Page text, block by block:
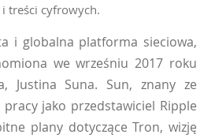
treści cyfrowych.
i globalna platforma sieciowa,
we wrześniu 2017 roku
Justina Suna. Sun, znany ze
pracy jako przedstawiciel Ripple
plany dotyczące Tron, wizję